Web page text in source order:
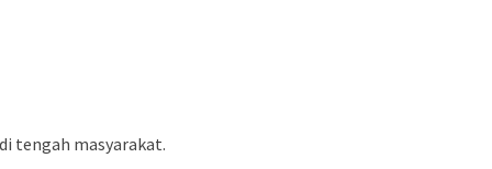
tengah masyarakat.